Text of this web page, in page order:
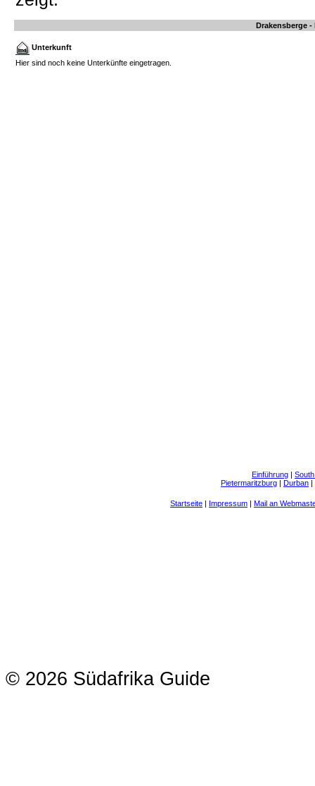
Drakensberge
Unterkunft
Hier sind noch keine Unterkünfte eingetragen.
Einführung
Pietermaritzburg
Durban
Startseite Impressum Mail an
© 2026 Südafrika Guide